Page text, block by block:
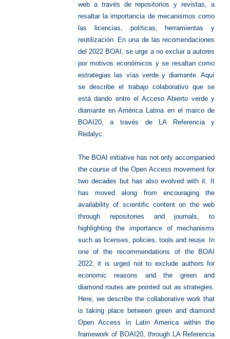
web a través de repositorios y revistas, a
resaltar la importancia de mecanismos como
las licencias, políticas, herramientas y
reutilización. En una de las recomendaciones
del 2022 BOAI, se urge a no excluir a autores
por motivos económicos y se resaltan como
estrategias las vías verde y diamante. Aquí
se describe el trabajo colaborativo que se
está dando entre el Acceso Abierto verde y
diamante en América Latina en el marco de
BOAI20, a través de LA Referencia y
Redalyc.
The BOAI initiative has not only accompanied
the course of the Open Access movement for
two decades but has also evolved with it. It
has moved along from encouraging the
availability of scientific content on the web
through repositories and journals, to
highlighting the importance of mechanisms
such as licenses, policies, tools and reuse. In
one of the recommendations of the BOAI
2022, it is urged not to exclude authors for
economic reasons and the green and
diamond routes are pointed out as strategies.
Here, we describe the collaborative work that
is taking place between green and diamond
Open Access in Latin America within the
framework of BOAI20, through LA Referencia